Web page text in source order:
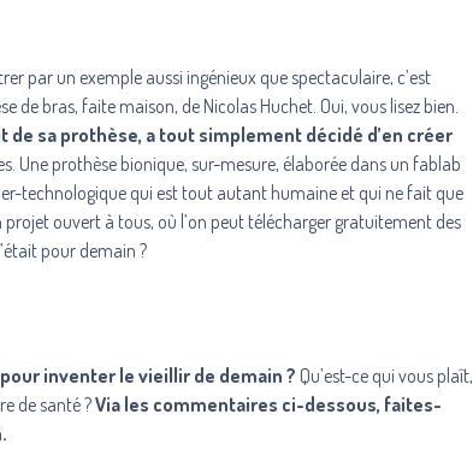
par un exemple aussi ingénieux que spectaculaire, c’est
bras, faite maison, de Nicolas Huchet. Oui, vous lisez bien.
de sa prothèse, a tout simplement décidé d’en créer
Une prothèse bionique, sur-mesure, élaborée dans un fablab
technologique qui est tout autant humaine et qui ne fait que
projet ouvert à tous, où l’on peut télécharger gratuitement des
pour demain ?
inventer le vieillir de demain ? Qu’est-ce qui vous plaît,
de santé ?Via les commentaires ci-dessous, faites-